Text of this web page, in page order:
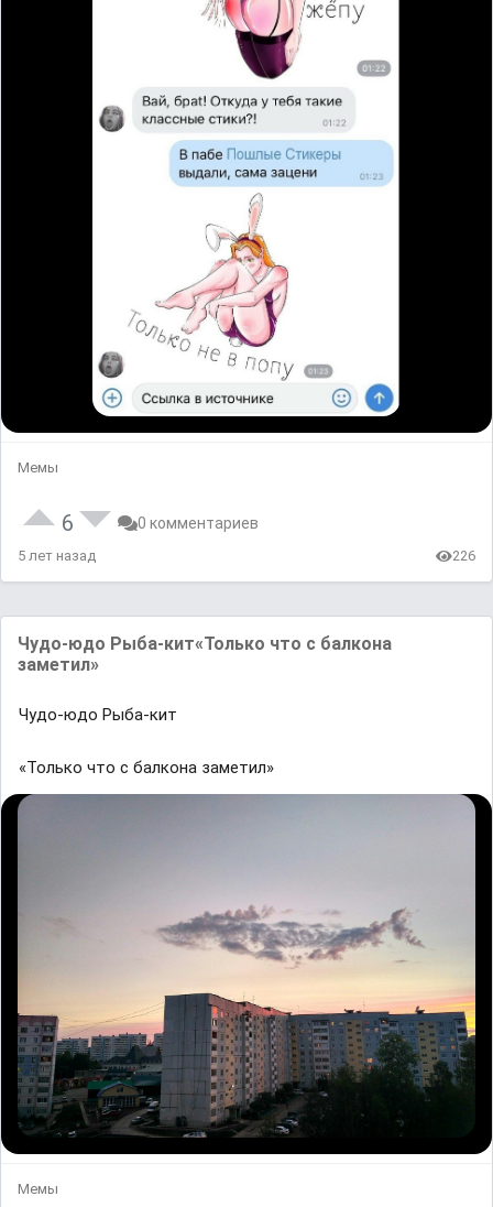
Мемы
6 0 комментариев
5 лет назад 226
Чудо-юдо Рыба-кит«Только что с балкона
заметил»
Чудо-юдо Рыба-кит
«Только что с балкона заметил»
Мемы